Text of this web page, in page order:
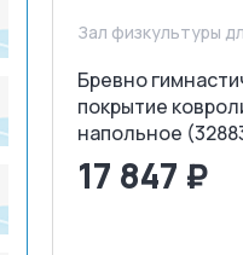
Зал физкультуры
Бревно
покрытие
напольное
17 847 ₽